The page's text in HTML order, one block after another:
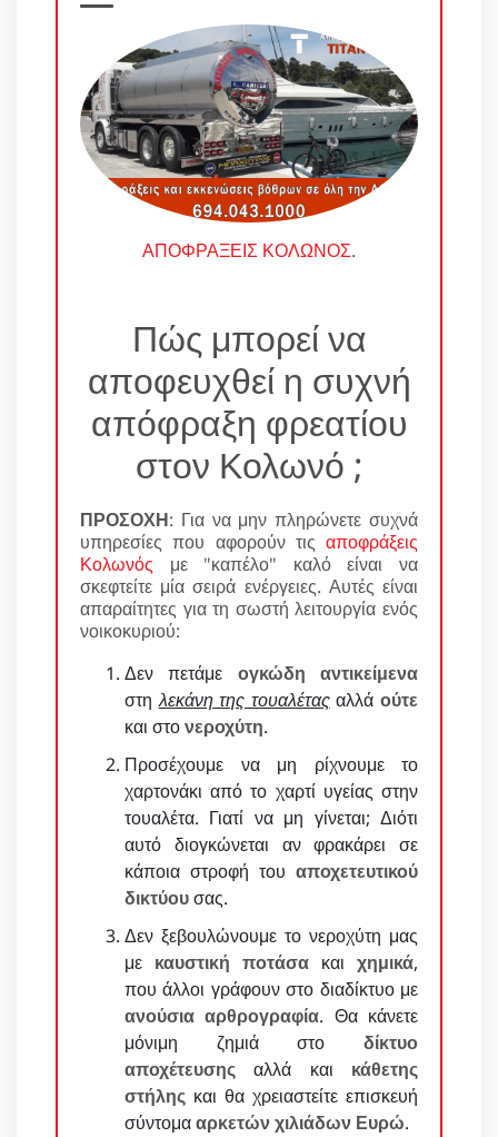
ΑΠΟΦΡΑΞΕΙΣ ΚΟΛΩΝΟΣ.
Πώς μπορεί να
αποφευχθεί η συχνή
απόφραξη φρεατίου
στον Κολωνό ;
ΠΡΟΣΟΧΗ: Για να μην πληρώνετε συχνά
υπηρεσίες που αφορούν τις αποφράξεις
Κολωνός με "καπέλο" καλό είναι να
σκεφτείτε μία σειρά ενέργειες. Αυτές είναι
απαραίτητες για τη σωστή λειτουργία ενός
νοικοκυριού:
Δεν πετάμε ογκώδη αντικείμενα
στηλεκάνη της τουαλέταςαλλάούτε
και στονεροχύτη.
Προσέχουμε να μη ρίχνουμε το
χαρτονάκι από το χαρτί υγείας στην
τουαλέτα. Γιατί να μη γίνεται; Διότι
αυτό διογκώνεται αν φρακάρει σε
κάποια στροφή του αποχετευτικού
δικτύουσας.
Δεν ξεβουλώνουμε το νεροχύτη μας
με καυστική ποτάσα και χημικά,
που άλλοι γράφουν στο διαδίκτυο με
ανούσια αρθρογραφία. Θα κάνετε
μόνιμη ζημιά στο δίκτυο
αποχέτευσης αλλά και κάθετης
στήλης και θα χρειαστείτε επισκευή
σύντομααρκετών χιλιάδων Ευρώ.